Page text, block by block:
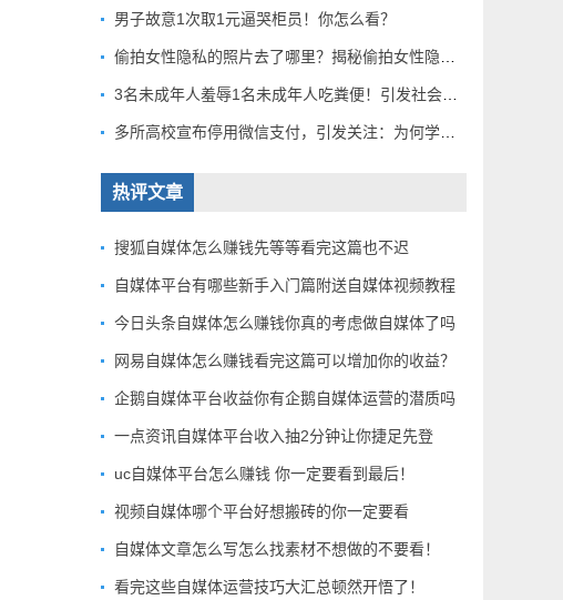
男子故意1次取1元逼哭柜员！你怎么看？
热评文章
搜狐自媒体怎么赚钱先等等看完这篇也不迟
自媒体平台有哪些新手入门篇附送自媒体视频教程
今日头条自媒体怎么赚钱你真的考虑做自媒体了吗
网易自媒体怎么赚钱看完这篇可以增加你的收益？
企鹅自媒体平台收益你有企鹅自媒体运营的潜质吗
一点资讯自媒体平台收入抽2分钟让你捷足先登
uc自媒体平台怎么赚钱 你一定要看到最后！
视频自媒体哪个平台好想搬砖的你一定要看
自媒体文章怎么写怎么找素材不想做的不要看！
看完这些自媒体运营技巧大汇总顿然开悟了！